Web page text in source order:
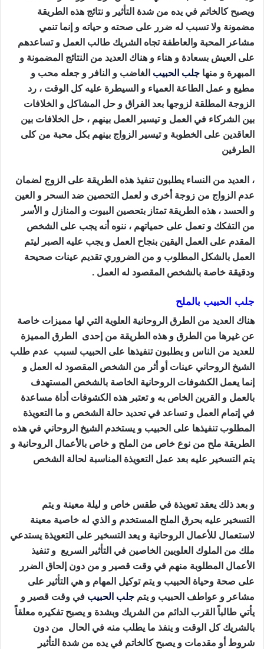
ويصبح كالخاتم في يده من شدة التأثير و نتائج هذه الطريقة
مضمونة ولا تسبب له ضرر على صحته و حياته و إنما تنمي
مشاعر المحبة والعاطفة تجاه الشريك طالب العمل و تساعدهم
على العيش بسعادة و هناء و هناك العديد من النتائج المضمونة و
المبهرة و منها جلب الحبيب الغاضب و النافر و جعله محب و
مطيع و عمل الطاعة العمياء و السيطرة عليه كل الوقت ، رد
الزوجة المطلقة لزوجها بعد الفراق و حل المشاكل و الخلافات
بين الشركاء في العمل و تيسير العمل بينهم ، حل الخلافات بين
العاقدين على الخطوبة و تيسير الزواج بينهم بكل محبة من كلى
الطرفين
، العديد من النساء يطلبون تنفيذ هذه الطريقة على الزوج لضمان
عدم الزواج من زوجة أخرى و لعمل التحصين ضد السحر و العين
و الحسد ، هذه الطريقة تمتاز بتحصين البيوت و المنازل و الأسر
من التفكك و تعمل على حمياتهم ، ننوه أنه يجب على الشخص
المقدم على العمل اليقين بنجاح العمل و يجب عليه الصبر ليتم
العمل بالشكل المطلوب و من الضروري تقديم عينات صحيحة
ودقيقة خاصة بالشخص المقصود له العمل .
جلب الحبيب بالملح
هناك العديد من الطرق الروحانية العلوية التي لها مميزات خاصة
عن غيرها من الطرق و هذه الطريقة من إحدى الطرق المميزة
للعديد من الناس و يطلبون تنفيذها على الحبيب لسبب عدم طلب
الشيخ الروحاني عينات أو أثر من الشخص المقصود له العمل و
إنما يعمل الكشوفات الروحانية الخاصة بالشخص المستهدف
بالعمل و القرين الخاص به و تعتبر هذه الكشوفات أداة مساعدة
في إتمام العمل و تساعد في تحديد حالة الشخص و ما التعويذة
المطلوب تنفيذها على الحبيب و يستخدم الشيخ الروحاني في هذه
الطريقة ملح من نوع خاص من الملح و خاص بالأعمال الروحانية و
يتم التسخير عليه بعد عمل التعويذة المناسبة لحالة الشخص
و بعد ذلك يعقد تعويذة في طقس خاص و ليلة معينة و يتم
التسخير عليه بحرق الملح المستخدم و الذي له خاصية معينة
لاستعمال للأعمال الروحانية و يعد التسخير على التعويذة يستدعي
ملك من الملوك العلويين الخاصين في التأثير السريع و تنفيذ
الأعمال المطلوبة منهم في وقت قصير و من دون إلحاق الضرر
على صحة وحياة الحبيب و يتم توكيل المهام و هي التأثير على
مشاعر و عواطف الحبيب و يتم جلب الحبيب في وقت قصير و
يأتي طالباً القرب الدائم من الشريك وبشدة و يصبح تفكيره معلقاً
بالشريك كل الوقت و ينفذ ما يطلب منه في الحال من دون
شروط أو مقدمات و يصبح كالخاتم في يده من شدة التأثير